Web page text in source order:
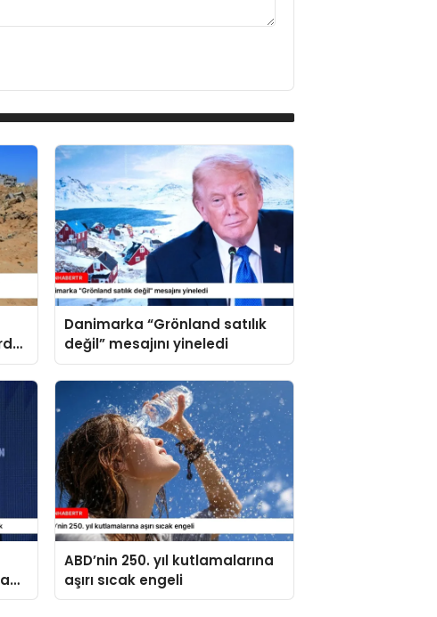
Danimarka “Grönland satılık
değil” mesajını yineledi
ABD’nin 250. yıl kutlamalarına
aşırı sıcak engeli